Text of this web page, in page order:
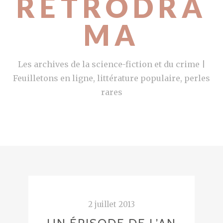
RETRODRA
MA
Les archives de la science-fiction et du crime |
Feuilletons en ligne, littérature populaire, perles
rares
2 juillet 2013